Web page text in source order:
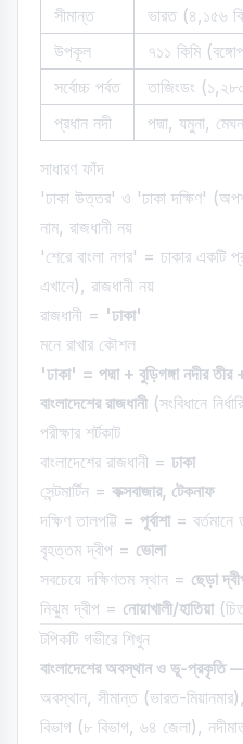
সীমান্ত
ভারত (৪,১৫৬
উপকূল
৭১১ কিমি
সর্বোচ্চ পর্বত
তাজিংডং
প্রধান নদী
পদ্মা, যমুনা,
সাধারণ ফাঁদ
'ঢাকা উত্তর' ও 'ঢাকা দক্ষিণ'
নাম, রাজধানী নয়
'শেরে বাংলা নগর' = ঢাকার একটি
এখানে), রাজধানী নয়
রাজধানী = 'ঢাকা'
মনে রাখার কৌশল
'ঢাকা' = পদ্মা + বুড়িগঙ্গা নদীর
বাংলাদেশের রাজধানী (সংবিধানে
পরীক্ষার শর্টকাট
বাংলাদেশের রাজধানী = ঢাকা
সেন্টমার্টিন = কক্সবাজার, টেকনাফ
দক্ষিণ তালপট্টি = পূর্বাশা= বর্তমানে
বৃহত্তম দ্বীপ = ভোলা
সবচেয়ে দক্ষিণতম স্থান = ছেড়া
নিঝুম দ্বীপ = নোয়াখালী/হাতিয়া
টপিকটি গভীরে শিখুন
বাংলাদেশের অবস্থান ও ভূ-প্রকৃতি
অবস্থান, সীমান্ত (ভারত-
বিভাগ (৮ বিভাগ, ৬৪ জেলা),